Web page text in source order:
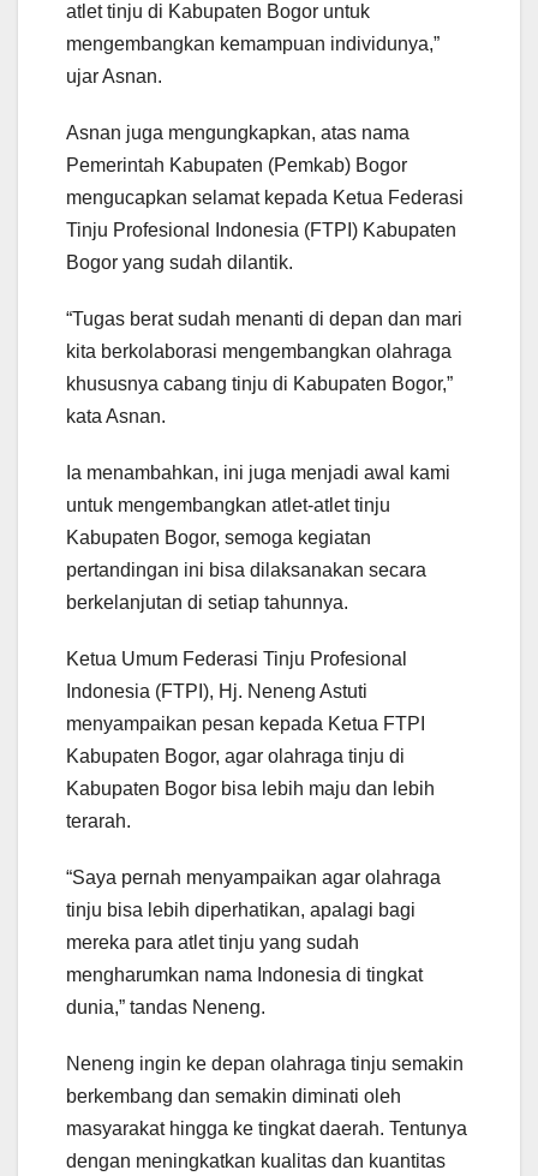
atlet tinju di Kabupaten Bogor untuk
mengembangkan kemampuan individunya,”
ujar Asnan.
Asnan juga mengungkapkan, atas nama
Pemerintah Kabupaten (Pemkab) Bogor
mengucapkan selamat kepada Ketua Federasi
Tinju Profesional Indonesia (FTPI) Kabupaten
Bogor yang sudah dilantik.
“Tugas berat sudah menanti di depan dan mari
kita berkolaborasi mengembangkan olahraga
khususnya cabang tinju di Kabupaten Bogor,”
kata Asnan.
Ia menambahkan, ini juga menjadi awal kami
untuk mengembangkan atlet-atlet tinju
Kabupaten Bogor, semoga kegiatan
pertandingan ini bisa dilaksanakan secara
berkelanjutan di setiap tahunnya.
Ketua Umum Federasi Tinju Profesional
Indonesia (FTPI), Hj. Neneng Astuti
menyampaikan pesan kepada Ketua FTPI
Kabupaten Bogor, agar olahraga tinju di
Kabupaten Bogor bisa lebih maju dan lebih
terarah.
“Saya pernah menyampaikan agar olahraga
tinju bisa lebih diperhatikan, apalagi bagi
mereka para atlet tinju yang sudah
mengharumkan nama Indonesia di tingkat
dunia,” tandas Neneng.
Neneng ingin ke depan olahraga tinju semakin
berkembang dan semakin diminati oleh
masyarakat hingga ke tingkat daerah. Tentunya
dengan meningkatkan kualitas dan kuantitas